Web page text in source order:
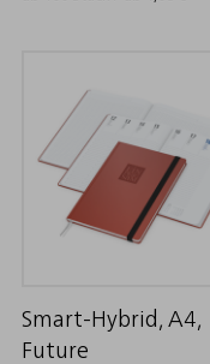
Smart-Hybrid, A4,
Future